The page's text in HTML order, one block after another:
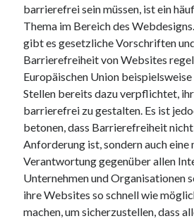
barrierefrei sein müssen, ist ein
Thema im Bereich des
gibt es gesetzliche Vorschriften
Barrierefreiheit von Websites
Europäischen Union
Stellen bereits dazu verpflichtet,
barrierefrei zu gestalten. Es ist
betonen, dass Barrierefreiheit
Anforderung ist, sondern auch eine
Verantwortung gegenüber allen
Unternehmen und Organisationen
ihre Websites so schnell wie
machen, um sicherzustellen, dass